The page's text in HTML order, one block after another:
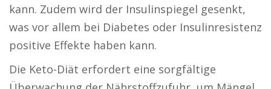
kann. Zudem wird der Insulinspiegel gesenkt,
was vor allem bei Diabetes oder Insulinresistenz
positive Effekte haben kann.
Die Keto-Diät erfordert eine sorgfältige